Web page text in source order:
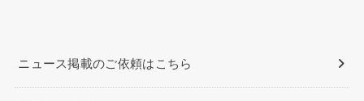
ニュース掲載のご依頼はこちら